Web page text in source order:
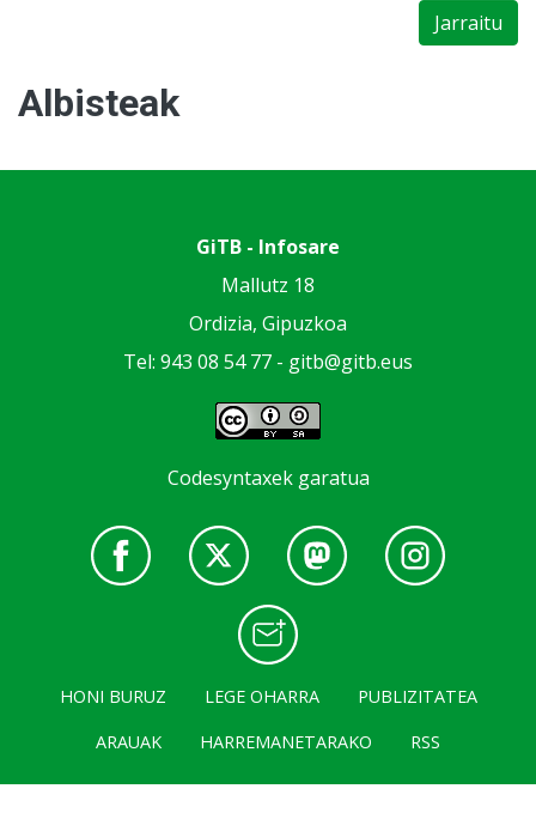
Jarraitu
Albisteak
GiTB - Infosare
Mallutz 18
Ordizia, Gipuzkoa
Tel: 943 08 54 77 - gitb@gitb.eus
Codesyntaxek garatua
HONI BURUZ LEGE OHARRA
PUBLIZITATEA
ARAUAK
HARREMANETARAKO RSS